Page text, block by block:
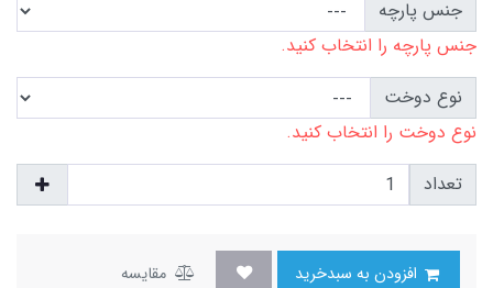
جنس پارچه
جنس پارچه را انتخاب کنید.
نوع دوخت
نوع دوخت را انتخاب کنید.
تعداد
مقایسه